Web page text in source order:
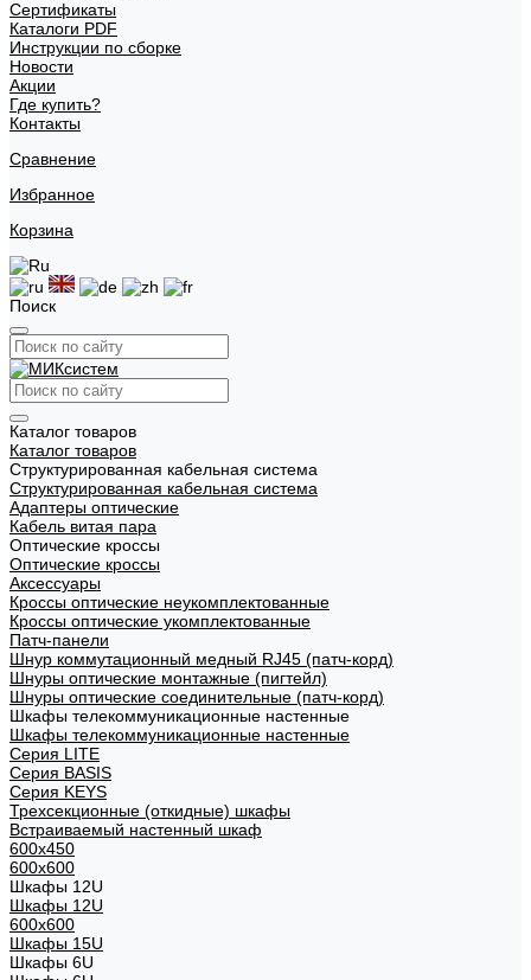
Сертификаты
Каталоги PDF
Инструкции по сборке
Новости
Акции
Где купить?
Контакты
Сравнение
Избранное
Корзина
Поиск
Каталог товаров
Каталог товаров
Структурированная кабельная система
Структурированная кабельная система
Адаптеры оптические
Кабель витая пара
Оптические кроссы
Оптические кроссы
Аксессуары
Кроссы оптические неукомплектованные
Кроссы оптические укомплектованные
Патч-панели
Шнур коммутационный медный RJ45 (патч-корд)
Шнуры оптические монтажные (пигтейл)
Шнуры оптические соединительные (патч-корд)
Шкафы телекоммуникационные настенные
Шкафы телекоммуникационные настенные
Cерия LITE
Cерия BASIS
Cерия KEYS
Трехсекционные (откидные) шкафы
Встраиваемый настенный шкаф
600x450
600x600
Шкафы 12U
Шкафы 12U
600x600
Шкафы 15U
Шкафы 6U